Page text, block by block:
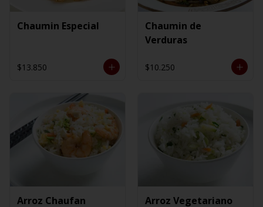
Chaumin Especial
$13.850
Chaumin de
Verduras
$10.250
Arroz Chaufan
Arroz Vegetariano